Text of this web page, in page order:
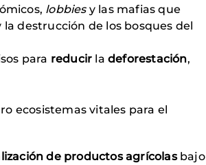
lobbiesy las mafias que
la destrucción de los bosques del
para reducir ladeforestación,
ecosistemas vitales para el
de productos agrícolasbajo